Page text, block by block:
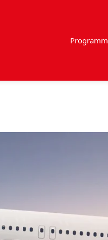
Programm